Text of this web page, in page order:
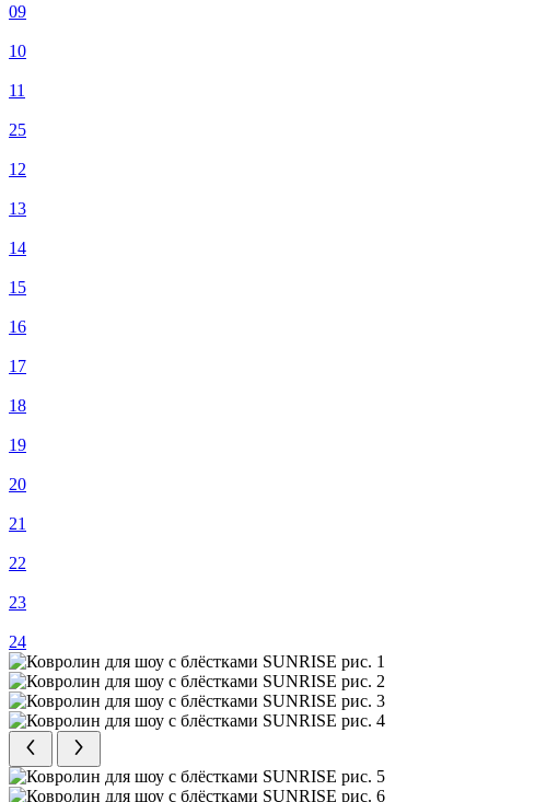
09
10
11
25
12
13
14
15
16
17
18
19
20
21
22
23
24